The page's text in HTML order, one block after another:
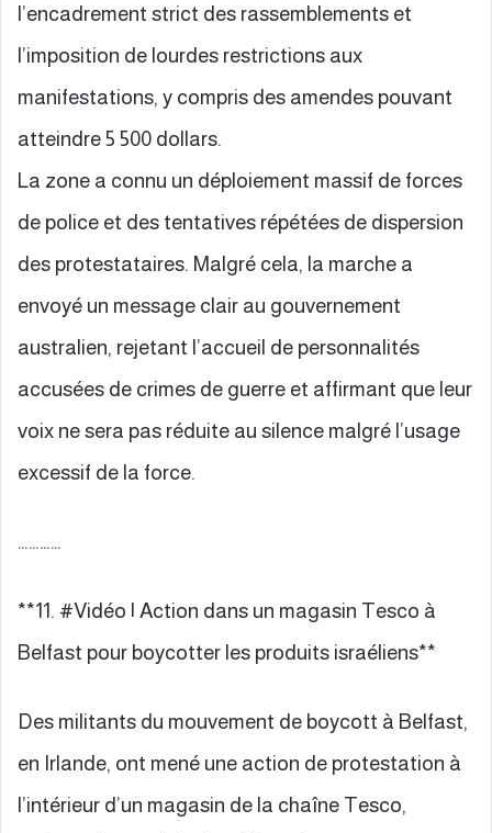
l’encadrement strict des rassemblements et
l’imposition de lourdes restrictions aux
manifestations, y compris des amendes pouvant
atteindre 5 500 dollars.
La zone a connu un déploiement massif de forces
de police et des tentatives répétées de dispersion
des protestataires. Malgré cela, la marche a
envoyé un message clair au gouvernement
australien, rejetant l’accueil de personnalités
accusées de crimes de guerre et affirmant que leur
voix ne sera pas réduite au silence malgré l’usage
excessif de la force.
…………
**11. #Vidéo | Action dans un magasin Tesco à
Belfast pour boycotter les produits israéliens**
Des militants du mouvement de boycott à Belfast,
en Irlande, ont mené une action de protestation à
l’intérieur d’un magasin de la chaîne Tesco,